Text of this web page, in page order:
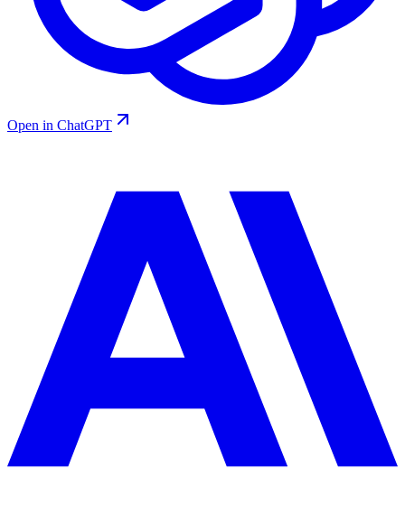
Open in ChatGPT